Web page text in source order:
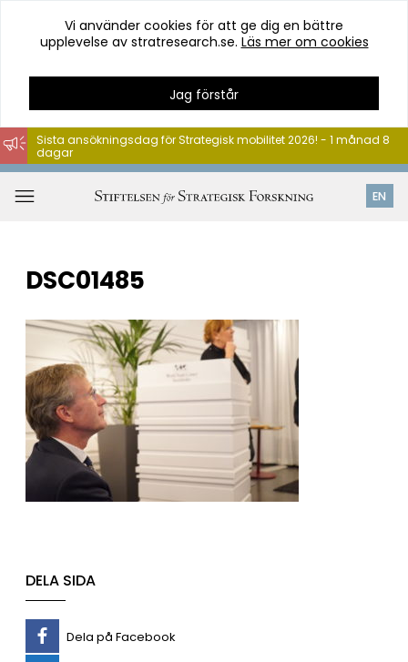
Hoppa
till
innehåll
Vi använder cookies för att ge dig en bättre
upplevelse av stratresearch.se. Läs mer om cookies
Jag förstår
EN
Sista ansökningsdag för Strategisk mobilitet 2026! - 1 månad 8
dagar
DSC01485
DELA SIDA
Dela på Facebook